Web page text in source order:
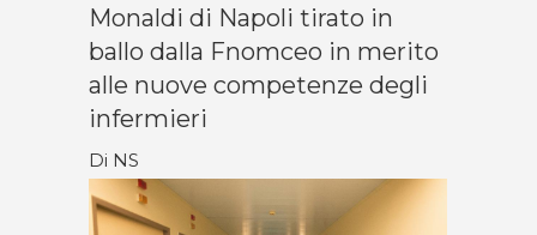
Monaldi di Napoli tirato in
ballo dalla Fnomceo in merito
alle nuove competenze degli
infermieri
Di NS